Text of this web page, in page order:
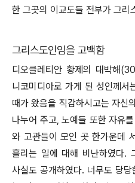
한 그곳의 이교도들 전부가 그리
그리스도인임을 고백함
디오클레티안 황제의 대박해
니코미디아로 가게 된 성인께서
때가 왔음을 직감하시고는 자신
나누어 주고, 노예들 또한 자유
와 고관들이 모인 곳 한가운데
흘리는 일에 대해 비난하였다.
사실도 공개하였다. 너무도 당